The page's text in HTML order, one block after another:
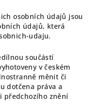
osobních údajů jsou
údajů, která
udaju.
součástí
v českém
měnit či
dotčena práva a
předchozího znění